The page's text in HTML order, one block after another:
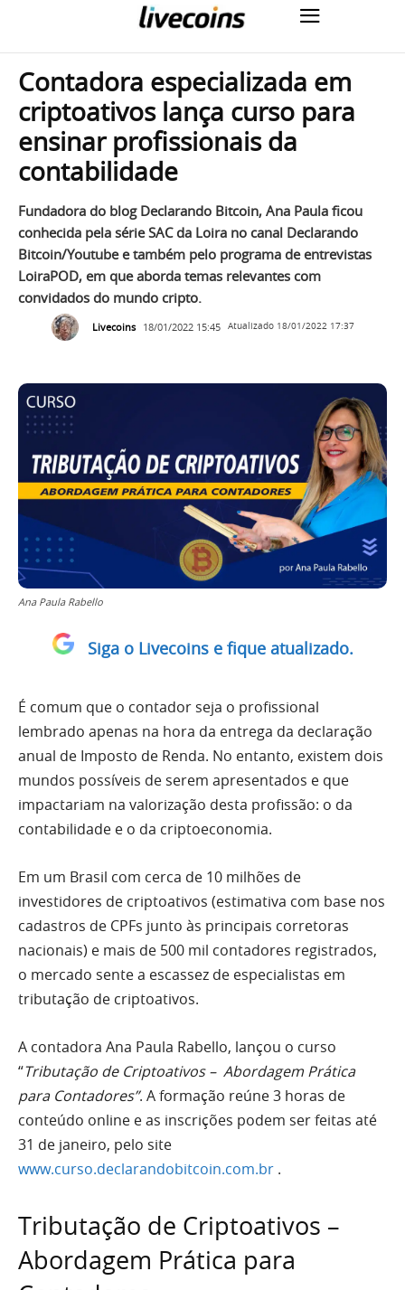
Contadora especializada em
criptoativos lança curso para
ensinar profissionais da
contabilidade
Fundadora do blog Declarando Bitcoin, Ana Paula ficou
conhecida pela série SAC da Loira no canal Declarando
Bitcoin/Youtube e também pelo programa de entrevistas
LoiraPOD, em que aborda temas relevantes com
convidados do mundo cripto.
Livecoins 18/01/2022 15:45 Atualizado 18/01/2022 17:37
Ana Paula Rabello
Siga o Livecoins e fique atualizado.
É comum que o contador seja o profissional
lembrado apenas na hora da entrega da declaração
anual de Imposto de Renda. No entanto, existem dois
mundos possíveis de serem apresentados e que
impactariam na valorização desta profissão: o da
contabilidade e o da criptoeconomia.
Em um Brasil com cerca de 10 milhões de
investidores de criptoativos (estimativa com base nos
cadastros de CPFs junto às principais corretoras
nacionais) e mais de 500 mil contadores registrados,
o mercado sente a escassez de especialistas em
tributação de criptoativos.
A contadora Ana Paula Rabello, lançou o curso
“Tributação de Criptoativos – Abordagem Prática
para Contadores”. A formação reúne 3 horas de
conteúdo online e as inscrições podem ser feitas até
31 de janeiro, pelo site
www.curso.declarandobitcoin.com.br .
Tributação de Criptoativos –
Abordagem Prática para